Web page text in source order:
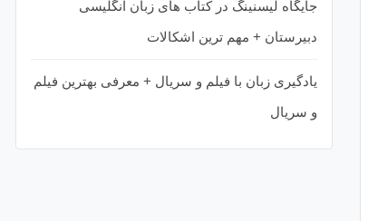
جایگاه لیسنینگ در کتاب‌ های زبان انگلیسی
دبیرستان + مهم ترین اشکالات
یادگیری زبان با فیلم و سریال + معرفی بهترین فیلم
و سریال